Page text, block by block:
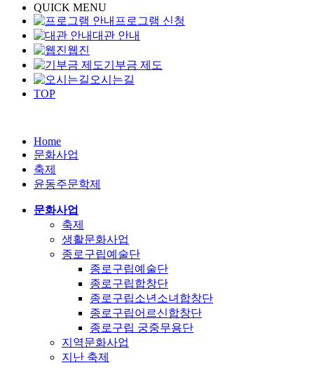
QUICK MENU
프로그램 신청
대관 안내
웹진
기부금 제도
오시는길
TOP
Home
문화사업
축제
윤동주문학제
문화사업
축제
생활문화사업
종로구립예술단
종로구립예술단
종로구립합창단
종로구립소년소녀합창단
종로구립어르신합창단
종로구립 궁중무용단
지역문화사업
지난 축제